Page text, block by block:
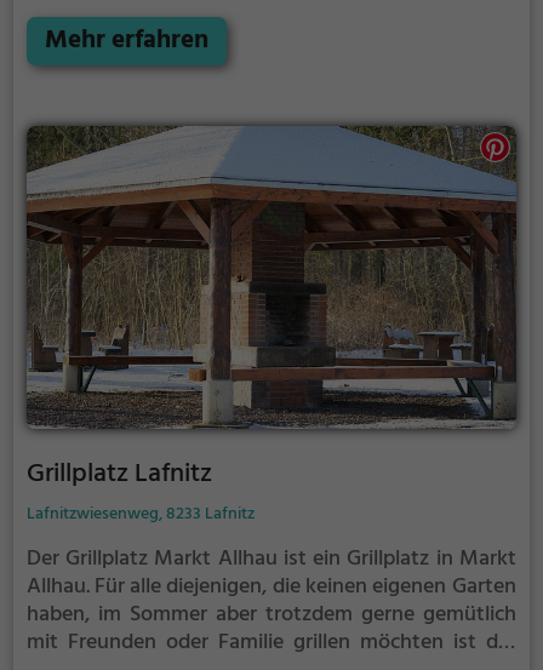
ein schönes Ausflugsziel für Familienausflüge,
Wanderungen oder zum Picknicken und lockt an
Region an.
Mehr erfahren
Grillplatz Lafnitz
Lafnitzwiesenweg, 8233 Lafnitz
Der Grillplatz Markt Allhau ist ein Grillplatz in Markt
Allhau.Für alle diejenigen, die keinen eigenen Garten
haben, im Sommer aber trotzdem gerne gemütlich
mit Freunden oder Familie grillen möchten ist der